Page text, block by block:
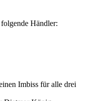
Händler:
Imbiss für alle drei